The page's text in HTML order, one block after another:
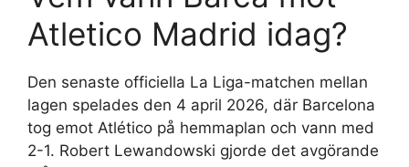
Atletico Madrid idag?
Den senaste officiella La Liga-matchen mellan
lagen spelades den 4 april 2026, där Barcelona
tog emot Atlético på hemmaplan och vann med
2-1. Robert Lewandowski gjorde det avgörande